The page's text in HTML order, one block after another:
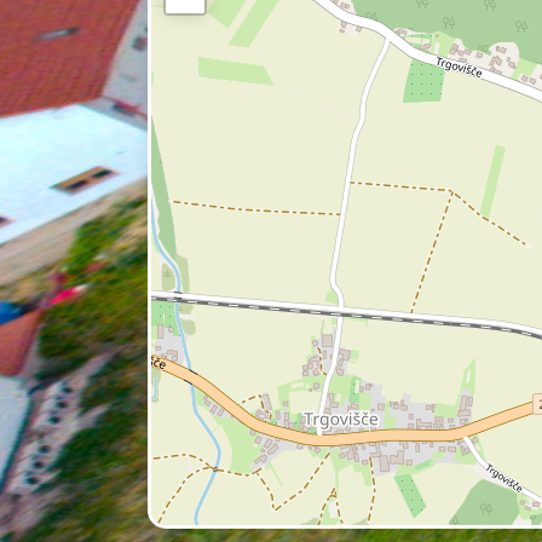
Grad je bil prvotno komenda
zasnova verjetno nastala že
velikonedeljskem ozemlju.
zgradil utrjeno postojanko, ki
jedro gradu je ohranjeno v
Najpomembnejše prezidave so
z notranjim dvoriščem,
med njimi gotske plastike iz
V neposredni bližini gradu
Današnja stavba je baročno